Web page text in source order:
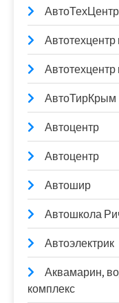
АвтоТирКрым
Автоцентр
Автоцентр
Автошир
Автошкола
Автоэлектрик
Аквамарин,
комплекс